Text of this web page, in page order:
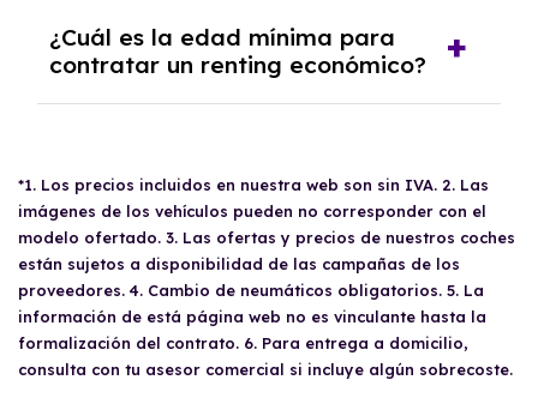
recorrido menos kilómetros, se te reembolsará
la diferencia proporcional.
Para solicitar unrentingen Granada, las
empresas deben presentar la siguiente
IVA del año anterior, trimestres del IVA del
año en curso, recibo bancario con el IBAN y
titular, acta de titularidad real, escritura de
constitución y poderes de la empresa.
¿Cuál es la edad mínima para
contratar un renting económico?
conductores individuales deben ser mayores
de 18 años y cumplir con ciertos requisitos,
como tener un carné de conducir válido y
presentar las dos o tres últimas nóminas para
la evaluación de viabilidad.
*1. Los precios incluidos en nuestra web son sin IVA. 2. Las
imágenes de los vehículos pueden no corresponder con el
modelo ofertado. 3. Las ofertas y precios de nuestros coches
están sujetos a disponibilidad de las campañas de los
proveedores. 4. Cambio de neumáticos obligatorios. 5. La
información de está página web no es vinculante hasta la
formalización del contrato. 6. Para entrega a domicilio,
consulta con tu asesor comercial si incluye algún sobrecoste.